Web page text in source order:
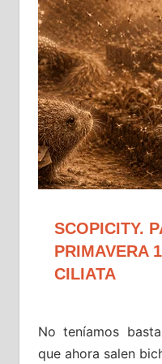
SCOPICITY.
PRIMAVERA
CILIATA
No teníamos
que ahora salen